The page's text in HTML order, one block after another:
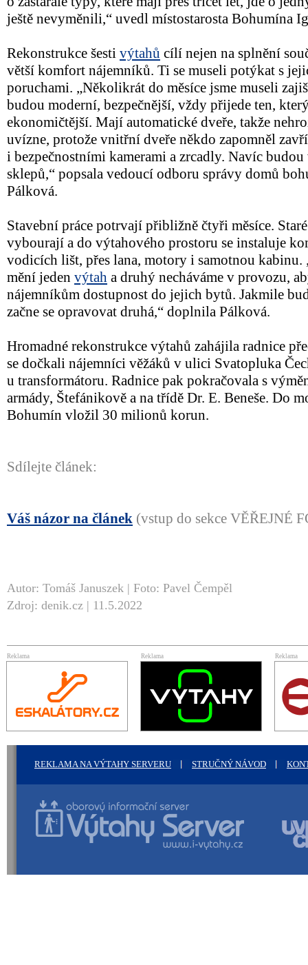
ještě nevyměnili,“ uvedl místostarosta Bohumína
Rekonstrukce šesti výtahů cílí nejen na splnění
větší komfort nájemníků. Ti se museli potýkat s
poruchami. „Několikrát do měsíce jsme museli
budou moderní, bezpečnější, vždy přijede ten,
ekonomičtější. Mají automatické dveře, takže
uvízne, protože vnitřní dveře někdo zapomněl
i bezpečnostními kamerami a zrcadly. Navíc
sklepů,“ popsala vedoucí odboru správy domů
Pálková.
Stavební práce potrvají přibližně čtyři měsíce.
vybourají a do výtahového prostoru se instaluje
vodicích lišt, přes lana, motory i samotnou kabinu.
mění jeden výtah a druhý necháváme v provozu,
nájemníkům dostupnost do jejich bytů. Jakmile
začne se opravovat druhá,“ doplnila Pálková.
Hromadné rekonstrukce výtahů zahájila radnice
se dočkali nájemníci věžáků v ulici Svatopluka
u transformátoru. Radnice pak pokračovala s
armády, Štefánikově a na třídě Dr. E. Beneše. Do
Bohumín vložil 30 milionů korun.
Sdílejte článek:
Váš názor na článek (vstup do sekce VĚŘEJNÉ
Autor: Tomáš Januszek | Foto: Pavel Čempěl
Zdroj: denik.cz | 11.5.2022
Reklama Reklama Reklama
REKLAMA NA VÝTAHY SERVERU STRUČNÝ NÁVOD